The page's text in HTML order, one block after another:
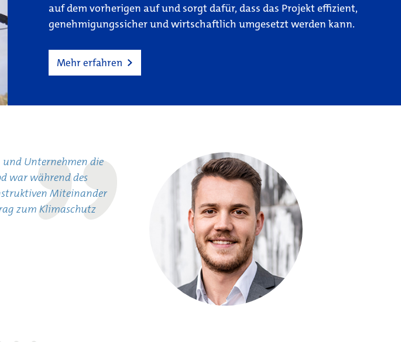
auf dem vorherigen auf und sorgt dafür, dass das Projekt effizient,
genehmigungssicher und wirtschaftlich umgesetzt werden kann.
Mehr erfahren
Unternehmen die
war während des
Miteinander
zum Klimaschutz